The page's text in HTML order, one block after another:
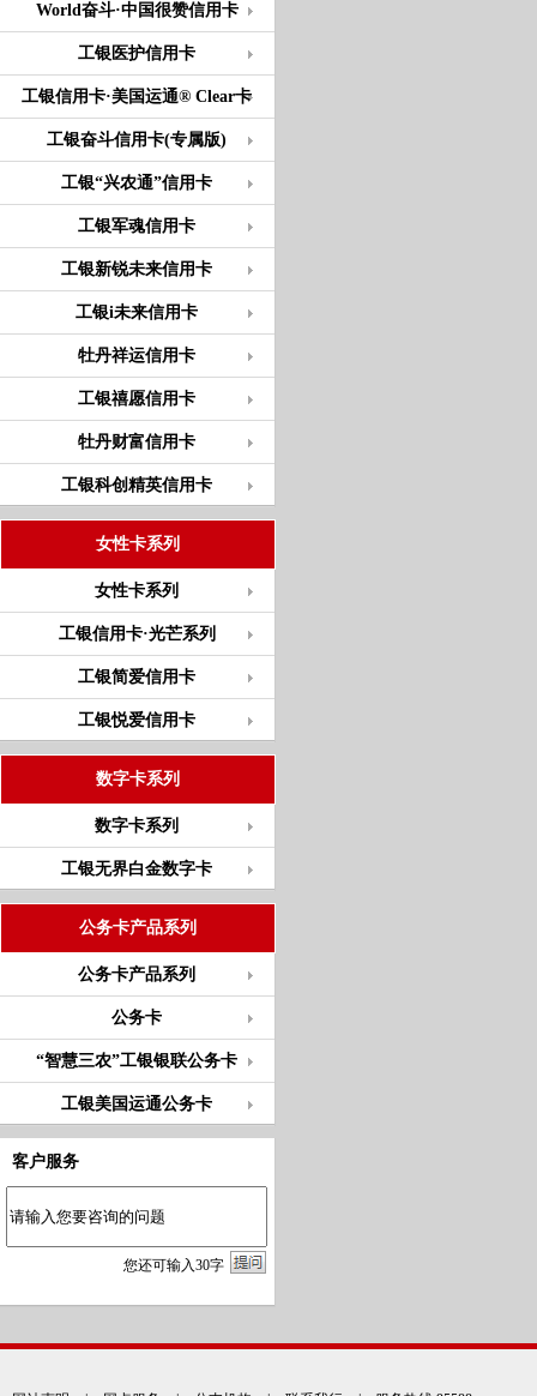
World奋斗·中国很赞信用卡
工银医护信用卡
工银信用卡·美国运通® Clear卡
工银奋斗信用卡(专属版)
工银“兴农通”信用卡
工银军魂信用卡
工银新锐未来信用卡
工银i未来信用卡
牡丹祥运信用卡
工银禧愿信用卡
牡丹财富信用卡
工银科创精英信用卡
女性卡系列
女性卡系列
工银信用卡·光芒系列
工银简爱信用卡
工银悦爱信用卡
数字卡系列
数字卡系列
工银无界白金数字卡
公务卡产品系列
公务卡产品系列
公务卡
“智慧三农”工银银联公务卡
工银美国运通公务卡
客户服务
您还可输入30字